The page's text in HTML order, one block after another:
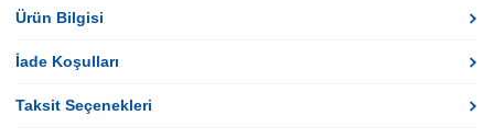
Ürün Bilgisi
İade Koşulları
Taksit Seçenekleri